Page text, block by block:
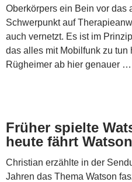
Oberkörpers ein Bein vor das
Schwerpunkt auf
auch vernetzt. Es ist im
das alles mit Mobilfunk zu tun
Rügheimer ab hier genauer …
Früher spielte
heute fährt
Christian erzählte in der
Jahren das Thema Watson